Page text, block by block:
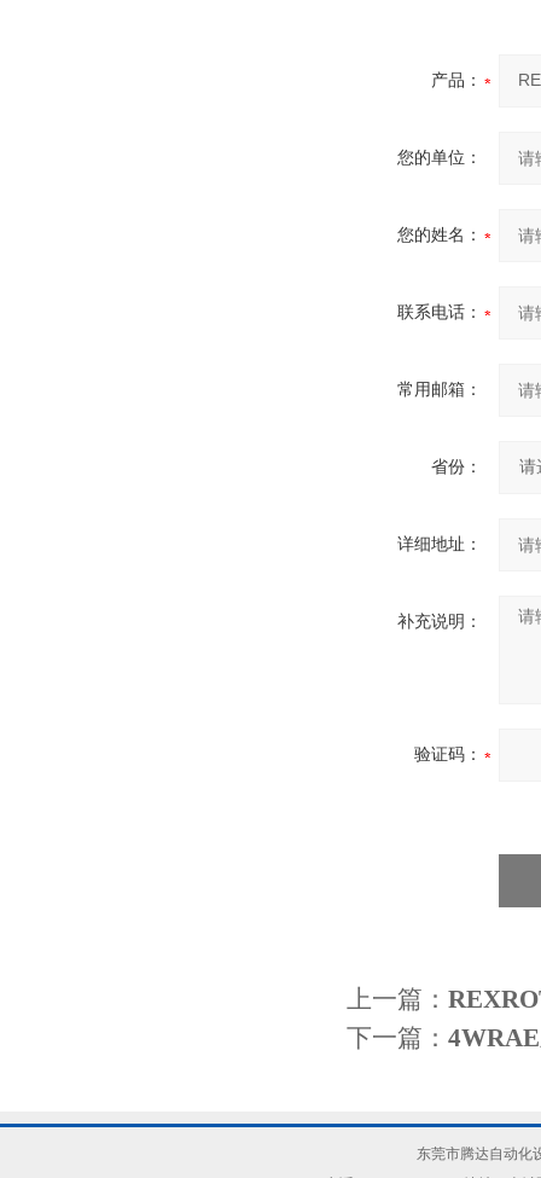
产品：
您的单位：
您的姓名：
联系电话：
常用邮箱：
省份：
详细地址：
补充说明：
验证码：
上一篇：
下一篇：
东莞市腾达自动化